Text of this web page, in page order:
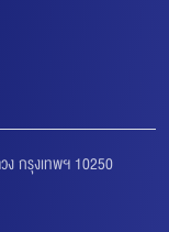
กรุงเทพฯ 10250